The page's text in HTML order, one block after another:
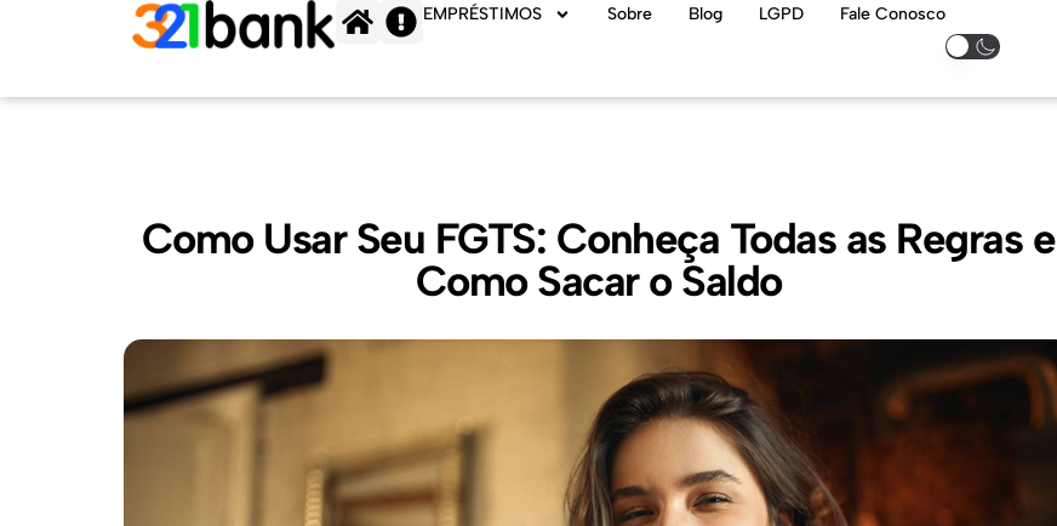
EMPRÉSTIMOS Sobre Blog LGPD Fale Conosco
Como Usar Seu FGTS: Conheça Todas as Regras e
Como Sacar o Saldo